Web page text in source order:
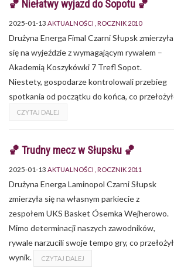
🏀 Niełatwy wyjazd do Sopotu 🏀
2025-01-13 AKTUALNOŚCI ROCZNIK 2010
Drużyna Energa Fimal Czarni Słupsk zmierzyła
się na wyjeździe z wymagającym rywalem –
Akademią Koszykówki 7 Trefl Sopot.
Niestety, gospodarze kontrolowali przebieg
spotkania od początku do końca, co
CZYTAJ DALEJ
🏀 Trudny mecz w Słupsku 🏀
2025-01-13 AKTUALNOŚCI ROCZNIK 2011
Drużyna Energa Laminopol Czarni Słupsk
zmierzyła się na własnym parkiecie z
zespołem UKS Basket Ósemka Wejherowo.
Mimo determinacji naszych zawodników,
rywale narzucili swoje tempo gry, co
wynik.
CZYTAJ DALEJ